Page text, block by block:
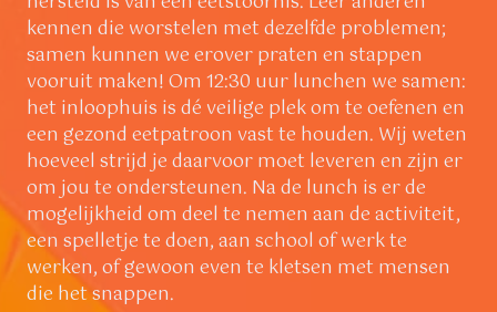
kennen die worstelen met dezelfde problemen;
samen kunnen we erover praten en stappen
vooruit maken! Om 12:30 uur lunchen we samen:
het inloophuis is dé veilige plek om te oefenen en
een gezond eetpatroon vast te houden. Wij weten
hoeveel strijd je daarvoor moet leveren en zijn er
om jou te ondersteunen. Na de lunch is er de
mogelijkheid om deel te nemen aan de activiteit,
een spelletje te doen, aan school of werk te
werken, of gewoon even te kletsen met mensen
die het snappen.